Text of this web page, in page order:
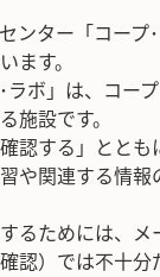
ンター「コープ
ます。
ボ」は、コー
施設です。
認する」とと
や関連する情報
るためには、メ
認）では不十分